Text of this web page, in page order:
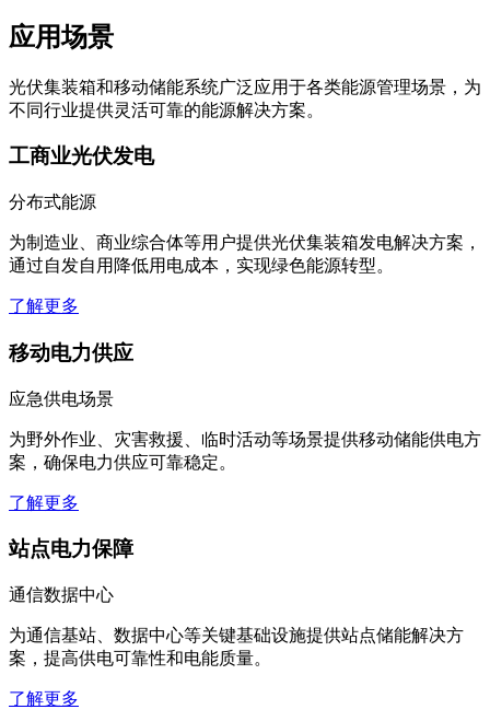
应用场景
光伏集装箱和移动储能系统广泛应用于各类能源管理场景，为
不同行业提供灵活可靠的能源解决方案。
工商业光伏发电
分布式能源
为制造业、商业综合体等用户提供光伏集装箱发电解决方案，
通过自发自用降低用电成本，实现绿色能源转型。
了解更多
移动电力供应
应急供电场景
为野外作业、灾害救援、临时活动等场景提供移动储能供电方
案，确保电力供应可靠稳定。
了解更多
站点电力保障
通信数据中心
为通信基站、数据中心等关键基础设施提供站点储能解决方
案，提高供电可靠性和电能质量。
了解更多